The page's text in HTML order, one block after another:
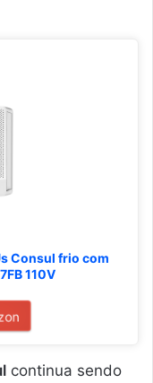
Consul frio com
110V
continua sendo